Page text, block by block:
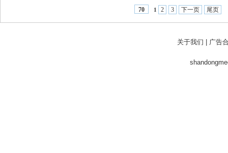
70 1 2 3 下一页 尾页
关于我们 广告